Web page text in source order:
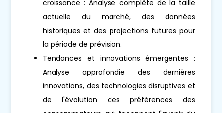
croissance : Analyse complète de la taille
actuelle du marché, des données
historiques et des projections futures pour
la période de prévision.
Tendances et innovations émergentes :
Analyse approfondie des dernières
innovations, des technologies disruptives et
de l'évolution des préférences des